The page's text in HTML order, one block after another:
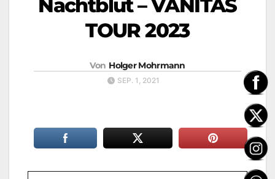
Nachtblut – VANITAS
TOUR 2023
Von Holger Mohrmann
SEP. 1, 2021